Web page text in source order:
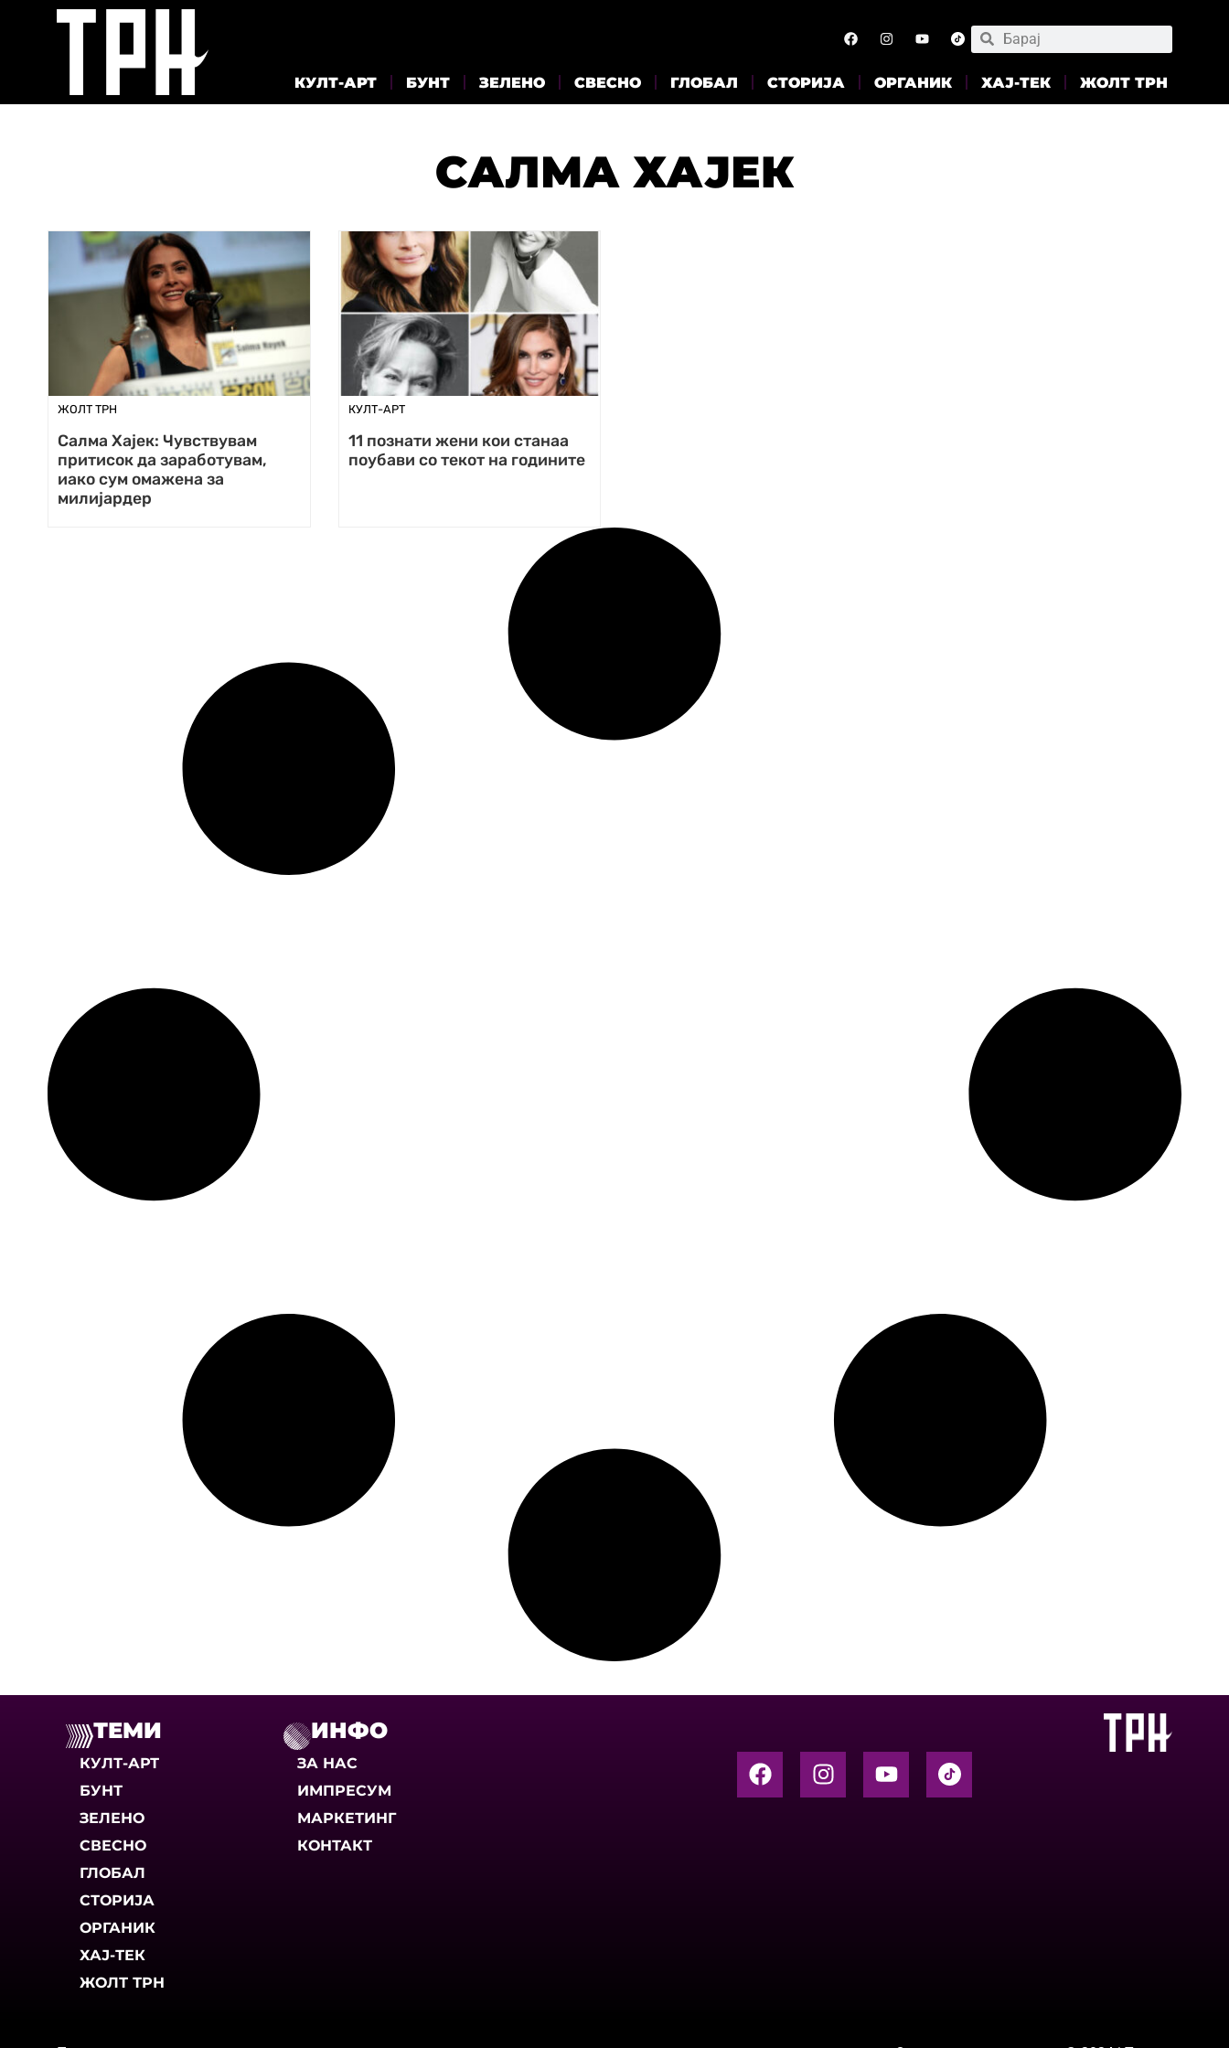
КУЛТ-АРТ БУНТ ЗЕЛЕНО СВЕСНО ГЛОБАЛ СТОРИЈА ОРГАНИК ХАЈ-ТЕК ЖОЛТ ТРН
САЛМА ХАЈЕК
ЖОЛТ ТРН
Салма Хајек: Чувствувам
притисок да заработувам,
иако сум омажена за
милијардер
КУЛТ-АРТ
11 познати жени кои станаа
поубави со текот на годините
ТЕМИ
КУЛТ-АРТ
БУНТ
ЗЕЛЕНО
СВЕСНО
ГЛОБАЛ
СТОРИЈА
ОРГАНИК
ХАЈ-ТЕК
ЖОЛТ ТРН
ИНФО
ЗА НАС
ИМПРЕСУМ
МАРКЕТИНГ
КОНТАКТ